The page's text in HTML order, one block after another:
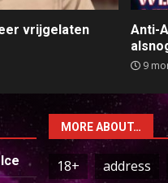
vrijgelaten
Anti-
9
MORE ABOUT…
18+ address